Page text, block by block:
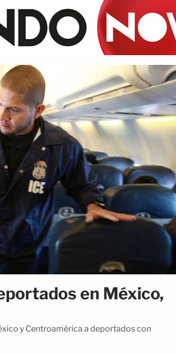
en México,
y Centroamérica a deportados con